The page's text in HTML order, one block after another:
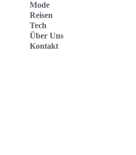
Mode
Reisen
Tech
Über Uns
Kontakt